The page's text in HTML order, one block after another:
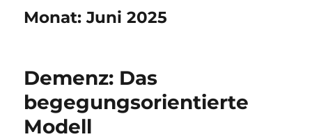
Monat:Juni 2025
Demenz: Das
begegungsorientierte
Modell